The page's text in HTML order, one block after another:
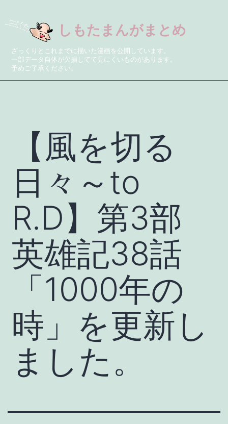
しもたまんがまとめ
ざっくりとこれまでに描いた漫画を公開しています。
一部データ自体が欠損してて見にくいものがあります。
予めご了承ください。
【風を切る
日々～to
R.D】第3部
英雄記38話
「1000年の
時」を更新し
ました。